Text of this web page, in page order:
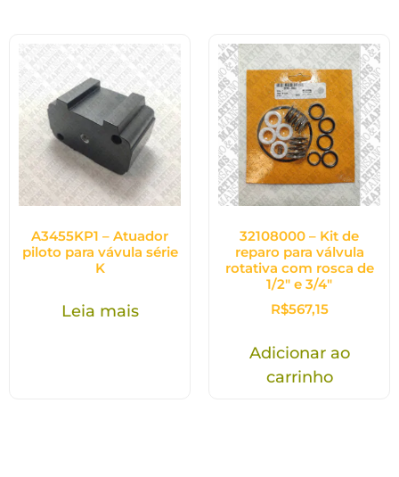
A3455KP1 – Atuador
piloto para vávula série
K
Leia mais
32108000 – Kit de
reparo para válvula
rotativa com rosca de
1/2″ e 3/4″
R$567,15
Adicionar ao
carrinho